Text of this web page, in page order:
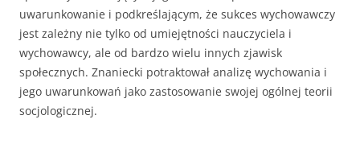
uwarunkowanie i podkreślającym, że sukces wychowawczy
jest zależny nie tylko od umiejętności nauczyciela i
wychowawcy, ale od bardzo wielu innych zjawisk
społecznych. Znaniecki potraktował analizę wychowania i
jego uwarunkowań jako zastosowanie swojej ogólnej teorii
socjologicznej.